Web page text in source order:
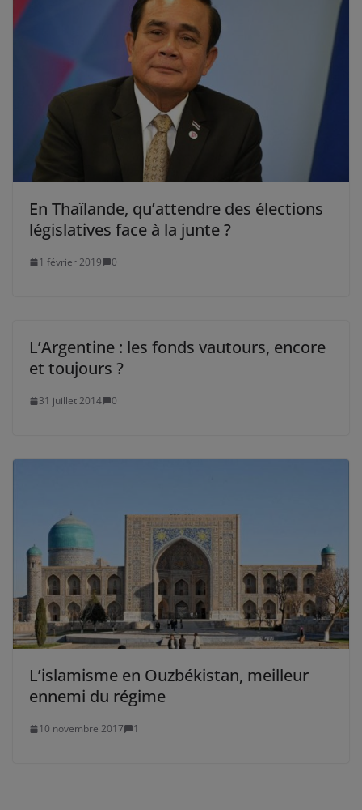
En Thaïlande, qu’attendre des élections
législatives face à la junte ?
1 février 2019 0
L’Argentine : les fonds vautours, encore
et toujours ?
31 juillet 2014 0
L’islamisme en Ouzbékistan, meilleur
ennemi du régime
10 novembre 2017 1